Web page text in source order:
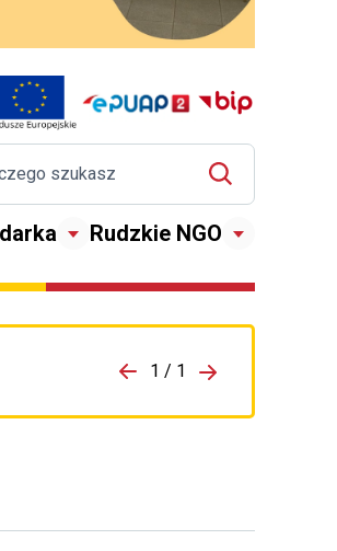
Rudzkie NGO
komunikatu 1 / 1
Przejdź do